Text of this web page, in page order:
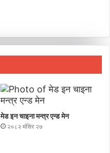
मेड इन चाइना मन्त्र एन्ड मेन
२०८२ मंसिर २७